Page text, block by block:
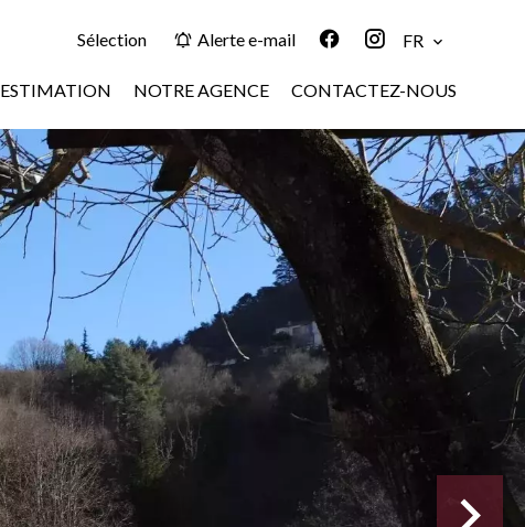
Sélection Alerte e-mail FR
ESTIMATION NOTRE AGENCE CONTACTEZ-NOUS